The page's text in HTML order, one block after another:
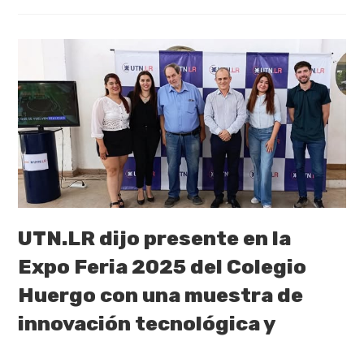
UTN.LR dijo presente en la
Expo Feria 2025 del Colegio
Huergo con una muestra de
innovación tecnológica y